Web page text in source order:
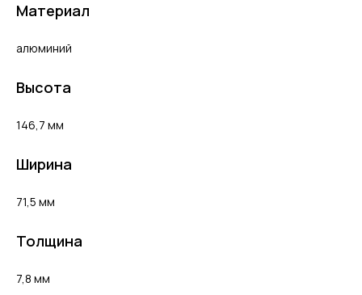
Материал
алюминий
Высота
146,7 мм
Ширина
71,5 мм
Толщина
7,8 мм